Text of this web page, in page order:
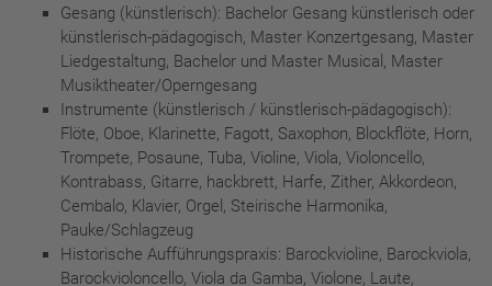
Gesang (künstlerisch): Bachelor Gesang künstlerisch oder
künstlerisch-pädagogisch, Master Konzertgesang, Master
Liedgestaltung, Bachelor und Master Musical, Master
Musiktheater/Operngesang
Instrumente (künstlerisch / künstlerisch-pädagogisch):
Flöte, Oboe, Klarinette, Fagott, Saxophon, Blockflöte, Horn,
Trompete, Posaune, Tuba, Violine, Viola, Violoncello,
Kontrabass, Gitarre, hackbrett, Harfe, Zither, Akkordeon,
Cembalo, Klavier, Orgel, Steirische Harmonika,
Pauke/Schlagzeug
Historische Aufführungspraxis: Barockvioline, Barockviola,
Barockvioloncello, Viola da Gamba, Violone, Laute,